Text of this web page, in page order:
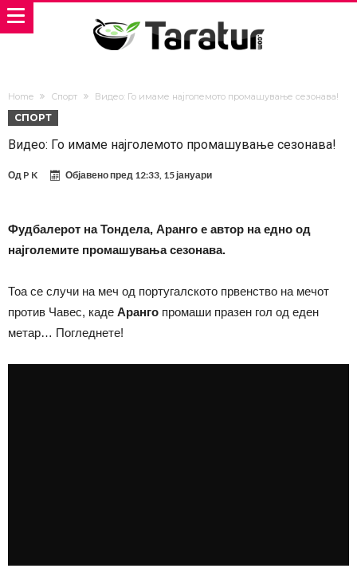
Home Спорт Видео: Го имаме најголемото промашување сезонава!
СПОРТ
Видео: Го имаме најголемото промашување сезонава!
Од P K Објавено пред 12:33, 15 јануари
Фудбалерот на Тондела, Аранго е автор на едно од
најголемите промашувања сезонава.
Тоа се случи на меч од португалското првенство на мечот
против Чавес, каде Аранго промаши празен гол од еден
метар… Погледнете!